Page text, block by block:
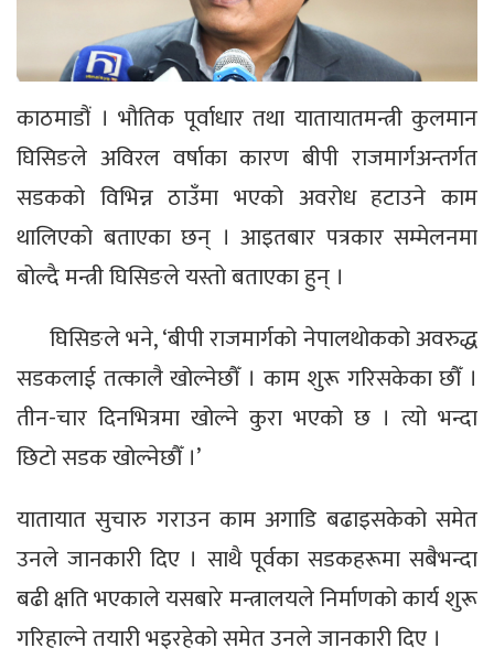
काठमाडौं । भौतिक पूर्वाधार तथा यातायातमन्त्री कुलमान
घिसिङले अविरल वर्षाका कारण बीपी राजमार्गअन्तर्गत
सडकको विभिन्न ठाउँमा भएको अवरोध हटाउने काम
थालिएको बताएका छन् । आइतबार पत्रकार सम्मेलनमा
बोल्दै मन्त्री घिसिङले यस्तो बताएका हुन् ।
घिसिङले भने, ‘बीपी राजमार्गको नेपालथोकको अवरुद्ध
सडकलाई तत्कालै खोल्नेछौँ । काम शुरू गरिसकेका छौँ ।
तीन-चार दिनभित्रमा खोल्ने कुरा भएको छ । त्यो भन्दा
छिटो सडक खोल्नेछौँ ।’
यातायात सुचारु गराउन काम अगाडि बढाइसकेको समेत
उनले जानकारी दिए । साथै पूर्वका सडकहरूमा सबैभन्दा
बढी क्षति भएकाले यसबारे मन्त्रालयले निर्माणको कार्य शुरू
गरिहाल्ने तयारी भइरहेको समेत उनले जानकारी दिए ।